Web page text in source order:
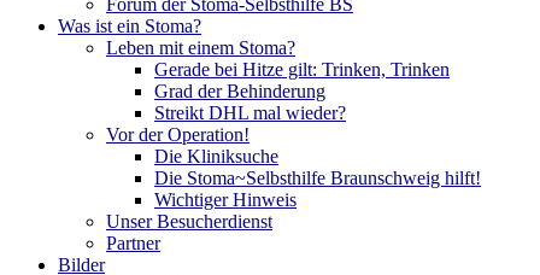
Was ist ein Stoma?
Leben mit einem Stoma?
Gerade bei Hitze gilt: Trinken, Trinken
Grad der Behinderung
Streikt DHL mal wieder?
Vor der Operation!
Die Kliniksuche
Die Stoma~Selbsthilfe Braunschweig hilft!
Wichtiger Hinweis
Unser Besucherdienst
Partner
Bilder